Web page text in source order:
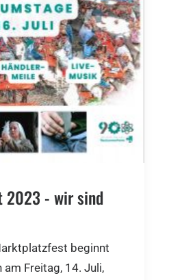
2023 - wir sind
beginnt
Freitag, 14. Juli,